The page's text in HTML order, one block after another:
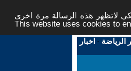
لاتظهر هذه الرسالة مرة اخرى -
This website uses cookies to
الرياضة - اخبار